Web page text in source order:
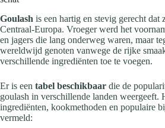
Goulash is een hartig en stevig gerecht dat
Centraal-Europa. Vroeger werd het
en jagers die lang onderweg waren, maar
wereldwijd genoten vanwege de rijke
verschillende ingrediënten toe te voegen.
Er is een tabel beschikbaar die de
goulash in verschillende landen weergeeft.
ingrediënten, kookmethoden en populaire
vermeld: